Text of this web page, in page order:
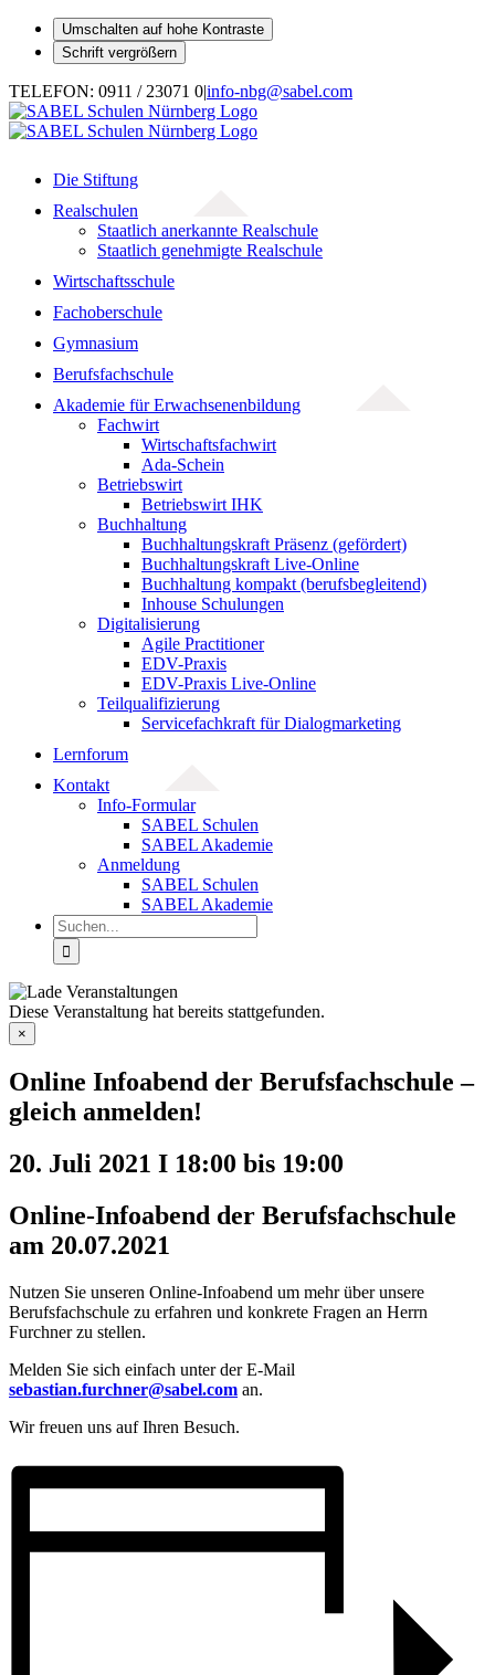
Umschalten auf hohe Kontraste
Schrift vergrößern
Zum
Inhalt
springen
TELEFON: 0911 / 23071 0|info-nbg@sabel.com
Die Stiftung
Realschulen
Staatlich anerkannte Realschule
Staatlich genehmigte Realschule
Wirtschaftsschule
Fachoberschule
Gymnasium
Berufsfachschule
Akademie für Erwachsenenbildung
Fachwirt
Wirtschaftsfachwirt
Ada-Schein
Betriebswirt
Betriebswirt IHK
Buchhaltung
Buchhaltungskraft Präsenz (gefördert)
Buchhaltungskraft Live-Online
Buchhaltung kompakt (berufsbegleitend)
Inhouse Schulungen
Digitalisierung
Agile Practitioner
EDV-Praxis
EDV-Praxis Live-Online
Teilqualifizierung
Servicefachkraft für Dialogmarketing
Lernforum
Kontakt
Info-Formular
SABEL Schulen
SABEL Akademie
Anmeldung
SABEL Schulen
SABEL Akademie
Suche
nach:
Diese Veranstaltung hat bereits stattgefunden.
×
Online Infoabend der Berufsfachschule –
gleich anmelden!
20. Juli 2021 I 18:00 bis 19:00
Online-Infoabend der Berufsfachschule
am 20.07.2021
Nutzen Sie unseren Online-Infoabend um mehr über unsere
Berufsfachschule zu erfahren und konkrete Fragen an Herrn
Furchner zu stellen.
Melden Sie sich einfach unter der E-Mail
sebastian.furchner@sabel.com an.
Wir freuen uns auf Ihren Besuch.